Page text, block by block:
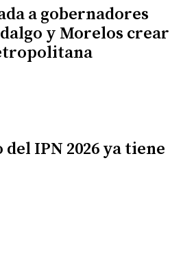
a gobernadores
y Morelos crear
IPN 2026 ya tiene